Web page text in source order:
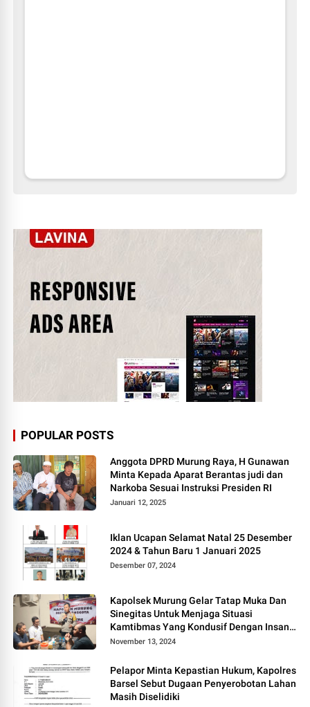
POPULAR POSTS
Anggota DPRD Murung Raya, H Gunawan
Minta Kepada Aparat Berantas judi dan
Narkoba Sesuai Instruksi Presiden RI
Januari 12, 2025
Iklan Ucapan Selamat Natal 25 Desember
2024 & Tahun Baru 1 Januari 2025
Desember 07, 2024
Kapolsek Murung Gelar Tatap Muka Dan
Sinegitas Untuk Menjaga Situasi
Kamtibmas Yang Kondusif Dengan Insan
Pers
November 13, 2024
Pelapor Minta Kepastian Hukum, Kapolres
Barsel Sebut Dugaan Penyerobotan Lahan
Masih Diselidiki